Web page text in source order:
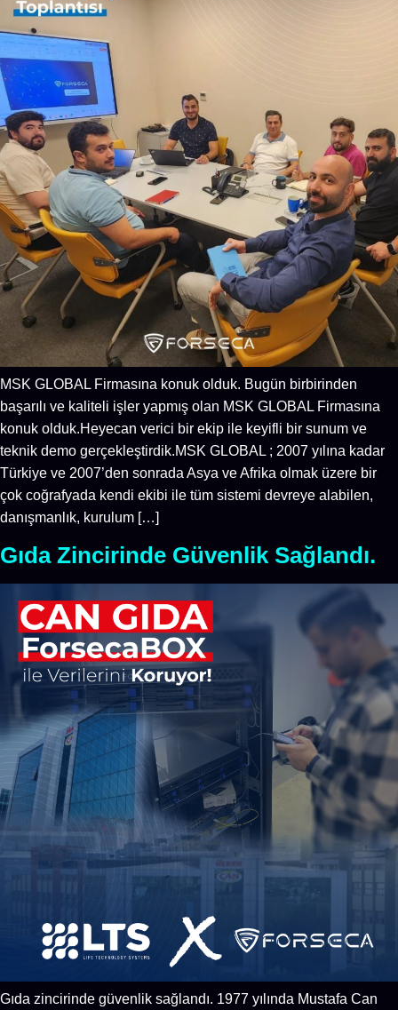
MSK GLOBAL Firmasına konuk olduk. Bugün birbirinden
başarılı ve kaliteli işler yapmış olan MSK GLOBAL Firmasına
konuk olduk.Heyecan verici bir ekip ile keyifli bir sunum ve
teknik demo gerçekleştirdik.MSK GLOBAL ; 2007 yılına kadar
Türkiye ve 2007’den sonrada Asya ve Afrika olmak üzere bir
çok coğrafyada kendi ekibi ile tüm sistemi devreye alabilen,
danışmanlık, kurulum […]
Gıda Zincirinde Güvenlik Sağlandı.
Gıda zincirinde güvenlik sağlandı. 1977 yılında Mustafa Can